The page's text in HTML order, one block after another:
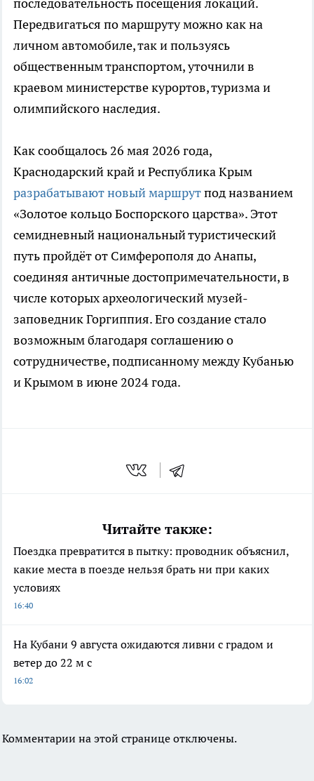
последовательность посещения локаций.
Передвигаться по маршруту можно как на
личном автомобиле, так и пользуясь
общественным транспортом, уточнили в
краевом министерстве курортов, туризма и
олимпийского наследия.
Как сообщалось 26 мая 2026 года,
Краснодарский край и Республика Крым
разрабатывают новый маршрутпод названием
«Золотое кольцо Боспорского царства». Этот
семидневный национальный туристический
путь пройдёт от Симферополя до Анапы,
соединяя античные достопримечательности, в
числе которых археологический музей-
заповедник Горгиппия. Его создание стало
возможным благодаря соглашению о
сотрудничестве, подписанному между Кубанью
и Крымом в июне 2024 года.
Читайте также:
Поездка превратится в пытку: проводник объяснил,
какие места в поезде нельзя брать ни при каких
условиях
16:40
На Кубани 9 августа ожидаются ливни с градом и
ветер до 22 м с
16:02
Комментарии на этой странице отключены.